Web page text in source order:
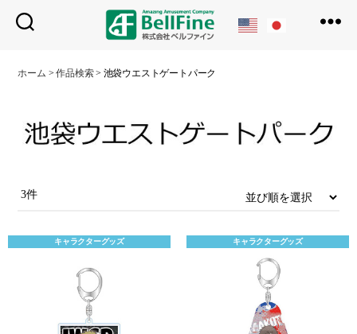
フ
ホーム >作品検索> 池袋ウエストゲートパーク
3件
キャラクターグッズ キャラクターグッズ